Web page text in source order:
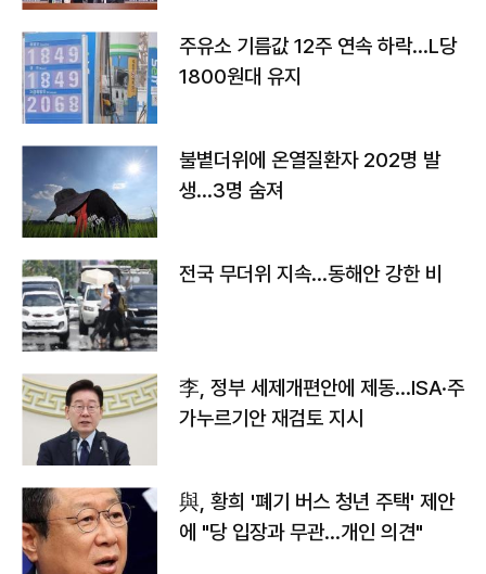
주유소 기름값 12주 연속 하락…L당
1800원대 유지
불볕더위에 온열질환자 202명 발
생…3명 숨져
전국 무더위 지속…동해안 강한 비
李, 정부 세제개편안에 제동…ISA·주
가누르기안 재검토 지시
與, 황희 '폐기 버스 청년 주택' 제안
에 "당 입장과 무관…개인 의견"